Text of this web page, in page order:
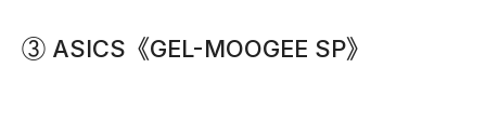
③ ASICS《GEL-MOOGEE SP》